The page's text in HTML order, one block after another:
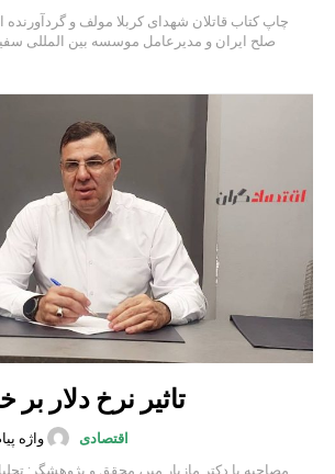
چاپ کتاب قاتلان شهدای کربلا مولف و گردآورنده
تاثیر نرخ دلار بر
اقتصادی واژه